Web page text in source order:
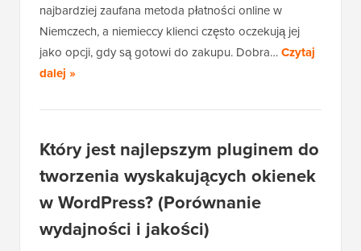
najbardziej zaufana metoda płatności online w
Niemczech, a niemieccy klienci często oczekują jej
jako opcji, gdy są gotowi do zakupu. Dobra…Czytaj
dalej »
Który jest najlepszym pluginem do
tworzenia wyskakujących okienek
w WordPress? (Porównanie
wydajności i jakości)